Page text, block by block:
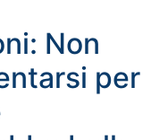
Non
per